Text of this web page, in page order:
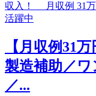
【月収例31
製造補助／
／...